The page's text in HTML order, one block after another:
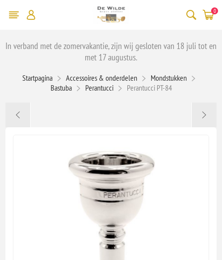
0
In verband met de zomervakantie, zijn wij gesloten van 18 juli tot en
met 17 augustus.
Startpagina Accessoires & onderdelen
Mondstukken
Bastuba
Perantucci Perantucci PT-84